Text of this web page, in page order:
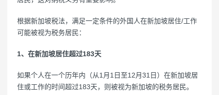
根据新加坡税法，满足一定条件的外国人在新加坡居住/工作
可能被视为税务居民：
1、在新加坡居住超过183天
如果个人在一个历年内（从1月1日至12月31日）在新加坡居
住或工作的时间超过183天，则被视为新加坡的税务居民。